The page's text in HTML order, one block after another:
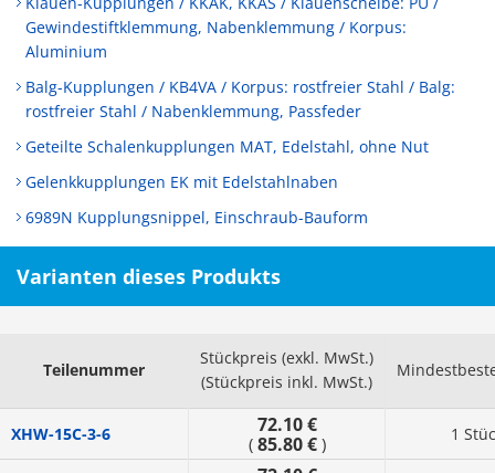
Gewindestiftklemmung, Nabenklemmung / Korpus:
Aluminium
Balg-Kupplungen / KB4VA / Korpus: rostfreier Stahl / Balg:
rostfreier Stahl / Nabenklemmung, Passfeder
Geteilte Schalenkupplungen MAT, Edelstahl, ohne Nut
Gelenkkupplungen EK mit Edelstahlnaben
6989N Kupplungsnippel, Einschraub-Bauform
Varianten dieses Produkts
Teilenummer
Stückpreis (exkl. MwSt.)
(Stückpreis inkl. MwSt.)
XHW-15C-3-6 72.10 €
( 85.80 €) 1